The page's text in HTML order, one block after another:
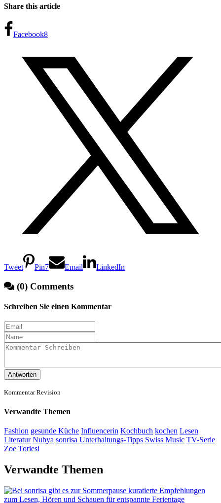
Share this article
Facebook8
Tweet Pin7 Email LinkedIn
(0) Comments
Schreiben Sie einen Kommentar
Antworten
Kommentar Revision
Verwandte Themen
Fashion gesunde Küche Influencerin Kochbuch kochen Lesen
Literatur Nubya sonrisa Unterhaltungs-Tipps Swiss Music TV-Serie
Zoe Toriesi
Verwandte Themen